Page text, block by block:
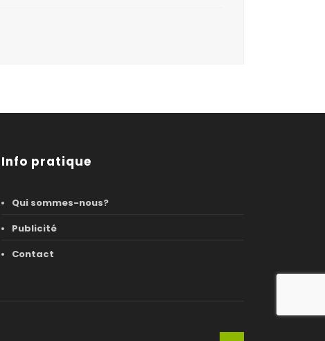
Info pratique
Qui sommes-nous?
Publicité
Contact